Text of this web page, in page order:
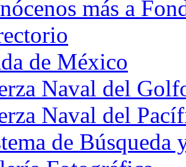
más a
de México
Naval del
Naval del
de Búsqueda